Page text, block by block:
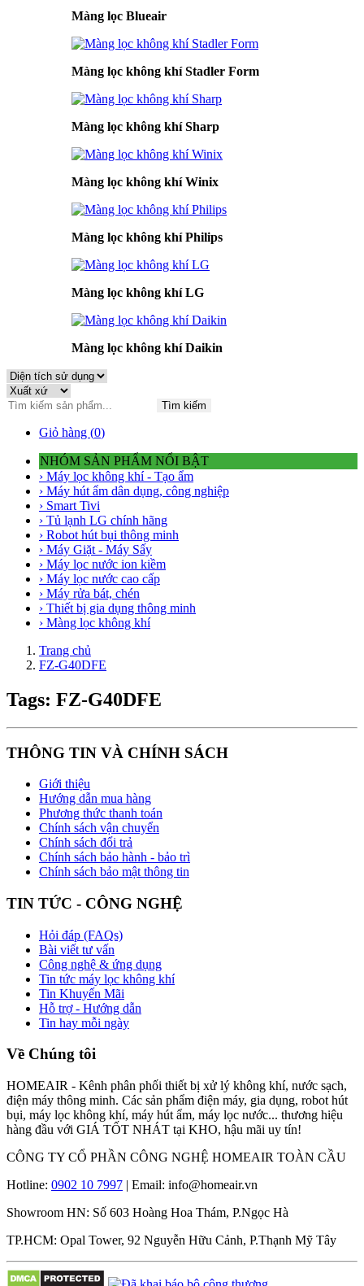
Màng lọc Blueair
Màng lọc không khí Stadler Form
Màng lọc không khí Sharp
Màng lọc không khí Winix
Màng lọc không khí Philips
Màng lọc không khí LG
Màng lọc không khí Daikin
Tìm kiếm
Giỏ hàng (0)
NHÓM SẢN PHẨM NỔI BẬT
› Máy lọc không khí - Tạo ẩm
› Máy hút ẩm dân dụng, công nghiệp
› Smart Tivi
› Tủ lạnh LG chính hãng
› Robot hút bụi thông minh
› Máy Giặt - Máy Sấy
› Máy lọc nước ion kiềm
› Máy lọc nước cao cấp
› Máy rửa bát, chén
› Thiết bị gia dụng thông minh
› Màng lọc không khí
Trang chủ
FZ-G40DFE
Tags: FZ-G40DFE
THÔNG TIN VÀ CHÍNH SÁCH
Giới thiệu
Hướng dẫn mua hàng
Phương thức thanh toán
Chính sách vận chuyển
Chính sách đổi trả
Chính sách bảo hành - bảo trì
Chính sách bảo mật thông tin
TIN TỨC - CÔNG NGHỆ
Hỏi đáp (FAQs)
Bài viết tư vấn
Công nghệ & ứng dụng
Tin tức máy lọc không khí
Tin Khuyến Mãi
Hỗ trợ - Hướng dẫn
Tin hay mỗi ngày
Về Chúng tôi
HOMEAIR - Kênh phân phối thiết bị xử lý không khí, nước sạch,
điện máy thông minh. Các sản phẩm điện máy, gia dụng, robot hút
bụi, máy lọc không khí, máy hút ẩm, máy lọc nước... thương hiệu
hàng đầu với GIÁ TỐT NHÁT tại KHO, hậu mãi uy tín!
CÔNG TY CỔ PHẦN CÔNG NGHỆ HOMEAIR TOÀN CẦU
Hotline: 0902 10 7997 | Email: info@homeair.vn
Showroom HN: Số 603 Hoàng Hoa Thám, P.Ngọc Hà
TP.HCM: Opal Tower, 92 Nguyễn Hữu Cảnh, P.Thạnh Mỹ Tây